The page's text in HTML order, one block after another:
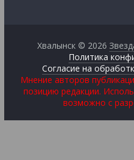
Хвалынск © 2026
Политика
Согласие на
Мнение авторов
позицию редакции.
возможно с